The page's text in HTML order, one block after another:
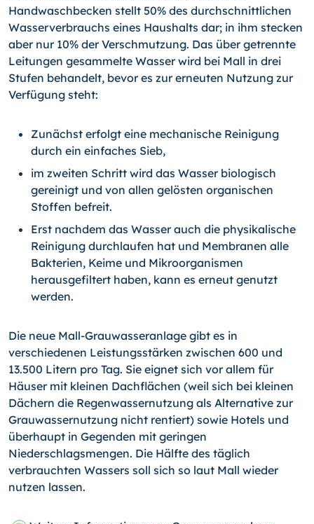
Handwaschbecken stellt 50% des durchschnittlichen
Wasserverbrauchs eines Haushalts dar; in ihm stecken
aber nur 10% der Verschmutzung. Das über getrennte
Leitungen gesammelte Wasser wird bei Mall in drei
Stufen behandelt, bevor es zur erneuten Nutzung zur
Verfügung steht:
Zunächst erfolgt eine mechanische Reinigung
durch ein einfaches Sieb,
im zweiten Schritt wird das Wasser biologisch
gereinigt und von allen gelösten organischen
Stoffen befreit.
Erst nachdem das Wasser auch die physikalische
Reinigung durchlaufen hat und Membranen alle
Bakterien, Keime und Mikroorganismen
herausgefiltert haben, kann es erneut genutzt
werden.
Die neue Mall-Grauwasseranlage gibt es in
verschiedenen Leistungsstärken zwischen 600 und
13.500 Litern pro Tag. Sie eignet sich vor allem für
Häuser mit kleinen Dachflächen (weil sich bei kleinen
Dächern die Regenwassernutzung als Alternative zur
Grauwassernutzung nicht rentiert) sowie Hotels und
überhaupt in Gegenden mit geringen
Niederschlagsmengen. Die Hälfte des täglich
verbrauchten Wassers soll sich so laut Mall wieder
nutzen lassen.